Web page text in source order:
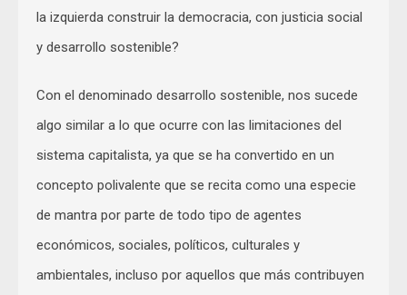
la izquierda construir la democracia, con justicia social
y desarrollo sostenible?
Con el denominado desarrollo sostenible, nos sucede
algo similar a lo que ocurre con las limitaciones del
sistema capitalista, ya que se ha convertido en un
concepto polivalente que se recita como una especie
de mantra por parte de todo tipo de agentes
económicos, sociales, políticos, culturales y
ambientales, incluso por aquellos que más contribuyen